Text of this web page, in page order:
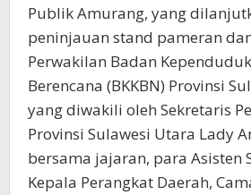
Publik Amurang, yang
peninjauan stand pameran
Perwakilan Badan
Berencana (BKKBN) Provinsi
yang diwakili oleh Sekretaris
Provinsi Sulawesi Utara Lady
bersama jajaran, para Asisten
Kepala Perangkat Daerah,